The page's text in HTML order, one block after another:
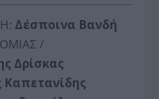
Δέσποινα Βανδή
/
Δρίσκας